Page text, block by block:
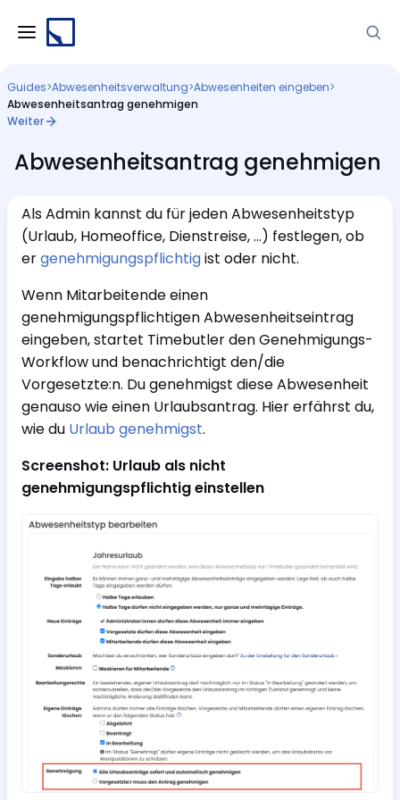
Guides>Abwesenheitsverwaltung>Abwesenheiten eingeben>
Abwesenheitsantrag genehmigen
Weiter
Abwesenheitsantrag genehmigen
Als Admin kannst du für jeden Abwesenheitstyp
(Urlaub, Homeoffice, Dienstreise, …) festlegen, ob
ergenehmigungspflichtigist oder nicht.
Wenn Mitarbeitende einen
genehmigungspflichtigen Abwesenheitseintrag
eingeben, startet Timebutler den Genehmigungs-
Workflow und benachrichtigt den/die
Vorgesetzte:n. Du genehmigst diese Abwesenheit
genauso wie einen Urlaubsantrag. Hier erfährst du,
wie du Urlaub genehmigst.
Screenshot: Urlaub als nicht
genehmigungspflichtig einstellen